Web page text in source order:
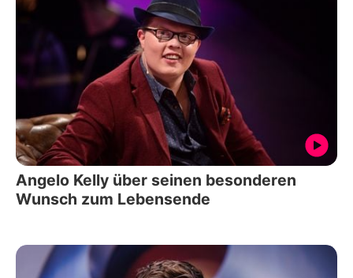
Angelo Kelly über seinen besonderen
Wunsch zum Lebensende